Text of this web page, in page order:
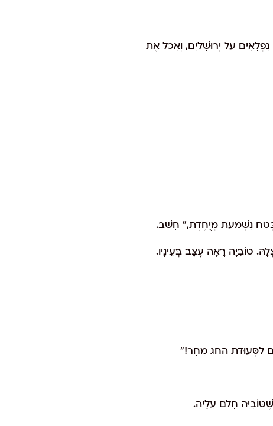
עַל יְרוּשָׁלַיִם, וְאָכַל אֶת
בְּטָח נִשְׁמַעַת מְיֻחֶדֶת," חָשַׁב.
טוֹבִיָּה רָאָה עֶצֶב בְּעֵינָיו.
לַסְּעוּדַת הַחַג מָחָר!"
חָלַם עָלֶיהָ.